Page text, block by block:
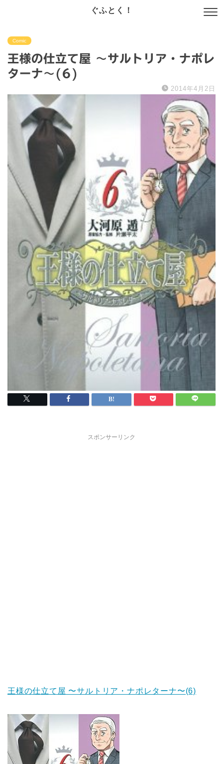
ぐふとく！
Comic
王様の仕立て屋 〜サルトリア・ナポレ
ターナ〜(6)
2014年4月2日
スポンサーリンク
王様の仕立て屋 〜サルトリア・ナポレターナ〜(6)